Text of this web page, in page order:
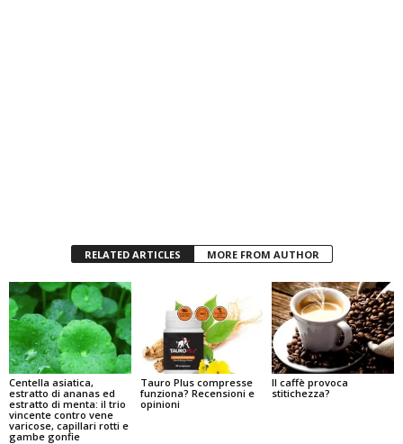
RELATED ARTICLES MORE FROM AUTHOR
Centella asiatica,
estratto di ananas ed
estratto di menta: il trio
vincente contro vene
varicose, capillari rotti e
gambe gonfie
Tauro Plus compresse
funziona? Recensioni e
opinioni
Il caffè provoca
stitichezza?